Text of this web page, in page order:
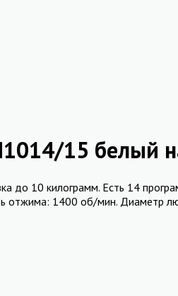
15 белый
10 килограмм. Есть 14
отжима: 1400 об/мин. Диаметр